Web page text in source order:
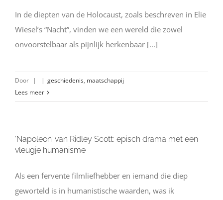
In de diepten van de Holocaust, zoals beschreven in Elie
Wiesel’s “Nacht”, vinden we een wereld die zowel
onvoorstelbaar als pijnlijk herkenbaar [...]
Door | | geschiedenis, maatschappij
Lees meer
‘Napoleon’ van Ridley Scott: episch drama met een
vleugje humanisme
Als een fervente filmliefhebber en iemand die diep
geworteld is in humanistische waarden, was ik